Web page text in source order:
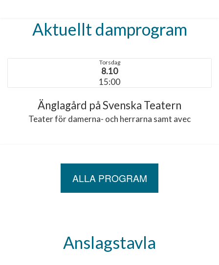
Aktuellt damprogram
Torsdag
8.10
15:00
Änglagård på Svenska Teatern
Teater för damerna- och herrarna samt avec
ALLA PROGRAM
Anslagstavla